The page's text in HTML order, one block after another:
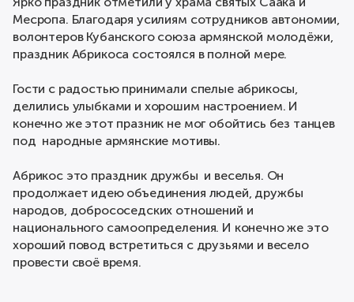
Месропа. Благодаря усилиям сотрудников автономии,
волонтеров Кубанского союза армянской молодёжи,
праздник Абрикоса состоялся в полной мере.
Гости с радостью принимали спелые абрикосы,
делились улыбками и хорошим настроением. И
конечно же этот празник не мог обойтись без танцев
под народные армянские мотивы.
Абрикос это праздник дружбы и веселья. Он
продолжает идею объединения людей, дружбы
народов, добрососедских отношений и
национального самоопределения. И конечно же это
хороший повод встретиться с друзьями и весело
провести своё время.